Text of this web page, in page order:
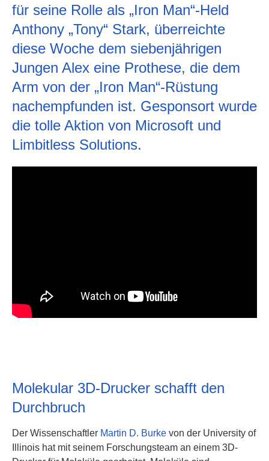
für seine Rolle als „Iron Man“-Held
Anthony „Tony“ Stark, überreichte
diese Woche dem siebenjährigen
Jungen Alex eine Prothese, die dem
Arm von der „Iron Man“-Rüstung
nachempfunden ist. Gesponsort wurde
die tolle Aktion von Microsoft und
Limbitless Solutions.
Molekular 3D-Drucker schafft den
Durchbruch
Der Wissenschaftler Martin D. Burke von der University of
Illinois hat mit seinem Forschungsteam an einem 3D-